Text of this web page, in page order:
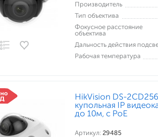
Производитель
Тип объектива
Фокусное расстояние
объектива
Дальность действия
Рабочая температура
HikVision DS-
купольная IP
до 10м, c PoE
Артикул: 29485